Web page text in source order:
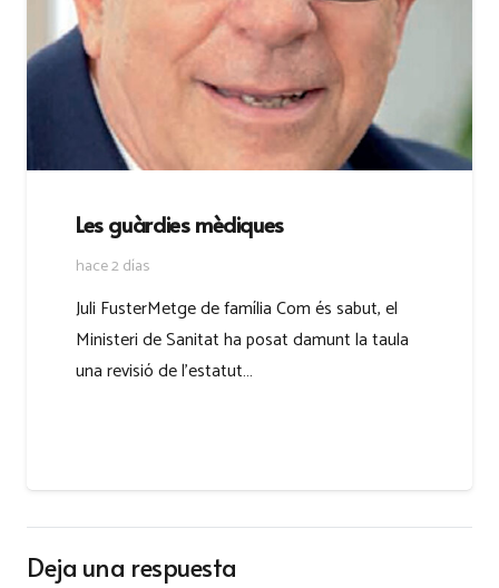
Les guàrdies mèdiques
hace 2 días
Juli FusterMetge de família Com és sabut, el
Ministeri de Sanitat ha posat damunt la taula
una revisió de l’estatut…
Deja una respuesta